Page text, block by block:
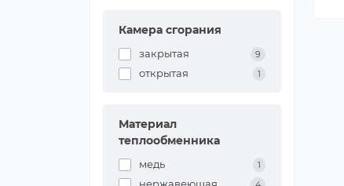
Камера сгорания
закрытая 9
открытая 1
Материал
теплообменника
медь 1